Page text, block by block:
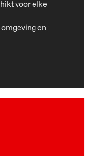
voor elke
en